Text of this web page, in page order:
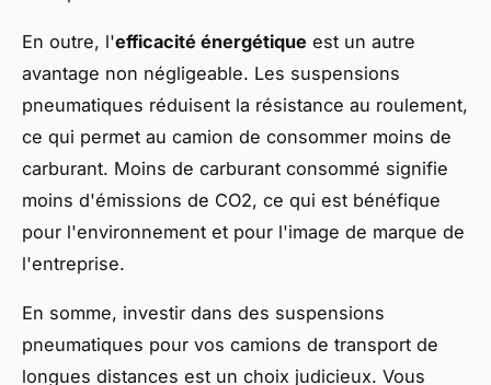
En outre, l'efficacité énergétique est un autre
avantage non négligeable. Les suspensions
pneumatiques réduisent la résistance au roulement,
ce qui permet au camion de consommer moins de
carburant. Moins de carburant consommé signifie
moins d'émissions de CO2, ce qui est bénéfique
pour l'environnement et pour l'image de marque de
l'entreprise.
En somme, investir dans des suspensions
pneumatiques pour vos camions de transport de
longues distances est un choix judicieux. Vous